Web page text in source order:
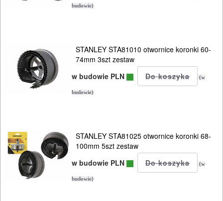
budowie)
STANLEY STA81010 otwornice koronki 60-
74mm 3szt zestaw
w budowie PLN
(w
budowie)
STANLEY STA81025 otwornice koronki 68-
100mm 5szt zestaw
w budowie PLN
(w
budowie)